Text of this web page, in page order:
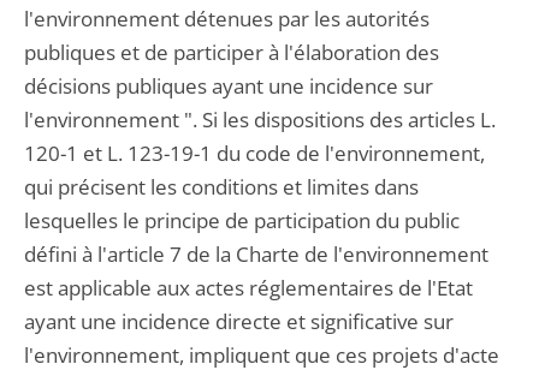
l'environnement détenues par les autorités
publiques et de participer à l'élaboration des
décisions publiques ayant une incidence sur
l'environnement ". Si les dispositions des articles L.
120-1 et L. 123-19-1 du code de l'environnement,
qui précisent les conditions et limites dans
lesquelles le principe de participation du public
défini à l'article 7 de la Charte de l'environnement
est applicable aux actes réglementaires de l'Etat
ayant une incidence directe et significative sur
l'environnement, impliquent que ces projets d'acte